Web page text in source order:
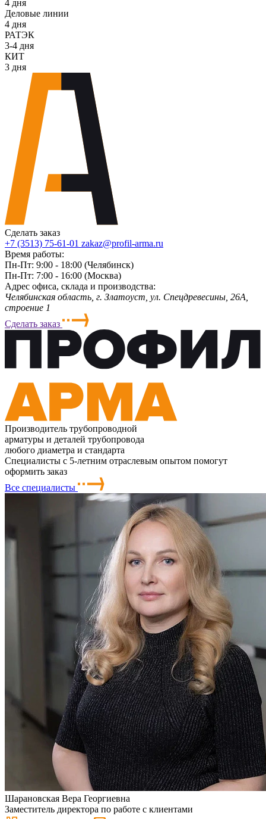
4 дня
Деловые линии
4 дня
РАТЭК
3-4 дня
КИТ
3 дня
Сделать заказ
+7 (3513) 75-61-01 zakaz@profil-arma.ru
Время работы:
Пн-Пт: 9:00 - 18:00 (Челябинск)
Пн-Пт: 7:00 - 16:00 (Москва)
Адрес офиса, склада и производства:
Челябинская область, г. Злaтoycт, ул. Спецдревесины, 26А,
строение 1
Сделать заказ
Производитель трубопроводной
арматуры и деталей трубопровода
любого диаметра и стандарта
Специалисты с 5-летним отраслевым опытом помогут
оформить заказ
Все специалисты
Шарановская Вера Георгиевна
Заместитель директора по работе с клиентами